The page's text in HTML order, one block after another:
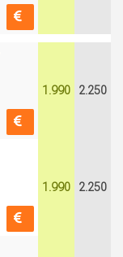
1.990 2.250
1.990 2.250